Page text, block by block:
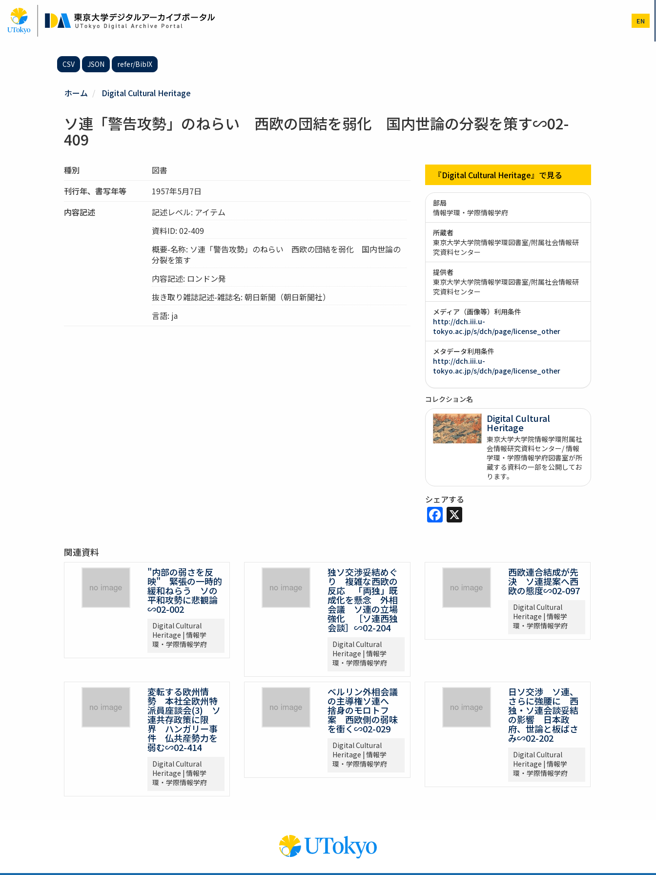
ン
EN
CSV JSON refer/BibIX
ホーム Digital Cultural Heritage
ソ連「警告攻勢」のねらい 西欧の団結を弱化 国内世論の分裂を策す∽02-
409
種別
図書
刊行年、書写年等
1957年5月7日
内容記述
記述レベル: アイテム
資料ID: 02-409
概要-名称: ソ連「警告攻勢」のねらい 西欧の団結を弱化 国内世論の
分裂を策す
内容記述: ロンドン発
抜き取り雑誌記述-雑誌名: 朝日新聞（朝日新聞社）
言語: ja
『Digital Cultural Heritage』で見る
部局
情報学環・学際情報学府
所蔵者
東京大学大学院情報学環図書室/附属社会情報研
究資料センター
提供者
東京大学大学院情報学環図書室/附属社会情報研
究資料センター
メディア（画像等）利用条件
http://dch.iii.u-
tokyo.ac.jp/s/dch/page/license_other
メタデータ利用条件
http://dch.iii.u-
tokyo.ac.jp/s/dch/page/license_other
コレクション名
Digital Cultural
Heritage
東京大学大学院情報学環附属社
会情報研究資料センター/ 情報
学環・学際情報学府図書室が所
蔵する資料の一部を公開してお
ります。
シェアする
Facebook
X
関連資料
"内部の弱さを反
映" 緊張の一時的
緩和ねらう ソの
平和攻勢に悲観論
∽02-002
Digital Cultural
Heritage | 情報学
環・学際情報学府
独ソ交渉妥結めぐ
り 複雑な西欧の
反応 「両独」既
成化を懸念 外相
会議 ソ連の立場
強化 ［ソ連西独
会談］∽02-204
Digital Cultural
Heritage | 情報学
環・学際情報学府
西欧連合結成が先
決 ソ連提案へ西
欧の態度∽02-097
Digital Cultural
Heritage | 情報学
環・学際情報学府
変転する欧州情
勢 本社全欧州特
派員座談会(3) ソ
連共存政策に限
界 ハンガリー事
件 仏共産勢力を
弱む∽02-414
Digital Cultural
Heritage | 情報学
環・学際情報学府
ベルリン外相会議
の主導権ソ連へ
捨身のモロトフ
案 西欧側の弱味
を衝く∽02-029
Digital Cultural
Heritage | 情報学
環・学際情報学府
日ソ交渉 ソ連、
さらに強腰に 西
独・ソ連会談妥結
の影響 日本政
府、世論と板ばさ
み∽02-202
Digital Cultural
Heritage | 情報学
環・学際情報学府